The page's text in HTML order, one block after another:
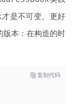
才是不可变。更好
版本：在构造的时
 复制代码